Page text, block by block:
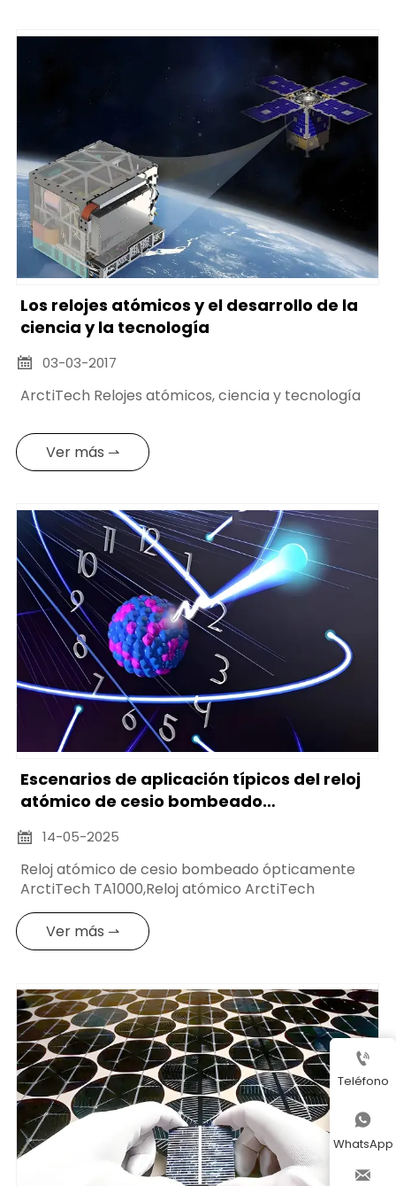
Los relojes atómicos y el desarrollo de la
ciencia y la tecnología
 03-03-2017
ArctiTech Relojes atómicos, ciencia y tecnología
Ver más ⇀
Escenarios de aplicación típicos del reloj
atómico de cesio bombeado
 14-05-2025
Reloj atómico de cesio bombeado ópticamente
ArctiTech TA1000,Reloj atómico ArctiTech
Ver más ⇀

Teléfono

WhatsApp
